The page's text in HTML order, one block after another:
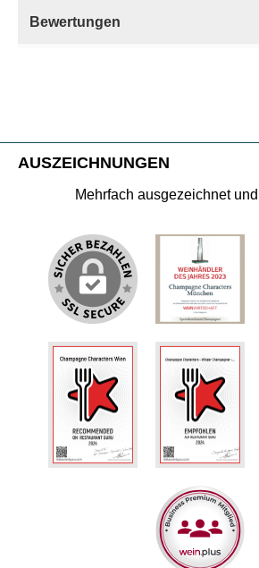
Bewertungen
AUSZEICHNUNGEN
Mehrfach ausgezeichnet